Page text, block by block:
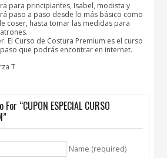
para principiantes, Isabel, modista y
paso a paso desde lo más básico como
coser, hasta tomar las medidas para
El Curso de Costura Premium es el curso
que podrás encontrar en internet.
T
“CUPON ESPECIAL CURSO
Name (required)